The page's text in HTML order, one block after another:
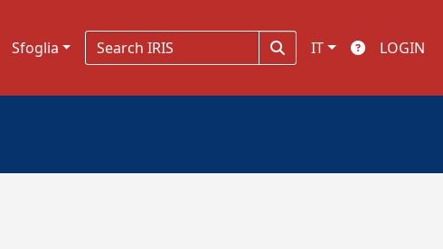
Sfoglia IT LOGIN